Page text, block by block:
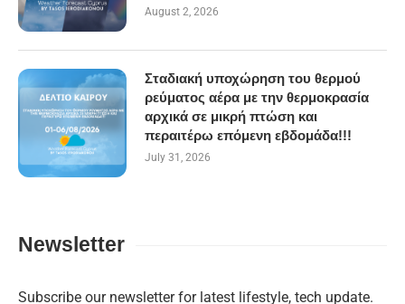
August 2, 2026
Σταδιακή υποχώρηση του θερμού
ρεύματος αέρα με την θερμοκρασία
αρχικά σε μικρή πτώση και
περαιτέρω επόμενη εβδομάδα!!!
July 31, 2026
Newsletter
Subscribe our newsletter for latest lifestyle, tech update.